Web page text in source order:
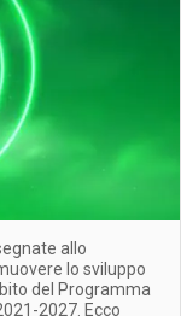
allo
lo sviluppo
del Programma
2027. Ecco